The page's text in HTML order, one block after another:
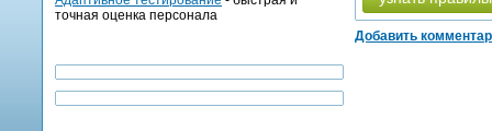
Добавить
точная оценка персонала